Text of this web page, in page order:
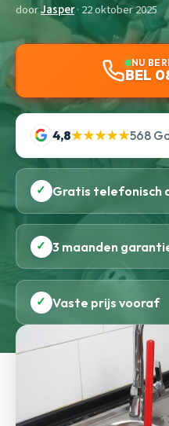
doorJasper· 22 oktober 2025
NU
BEL
4,8★★★★★568
✓ Gratis telefonisch
✓ 3 maanden
✓ Vaste prijs vooraf